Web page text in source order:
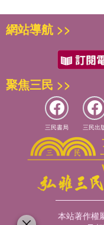
網站導航 >>
聚焦三民 >>
三民書局 三民出
本站著作權